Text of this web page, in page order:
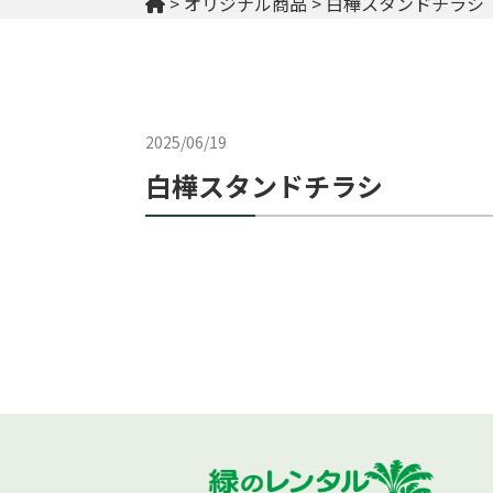
2025/06/19
白樺スタンドチラシ